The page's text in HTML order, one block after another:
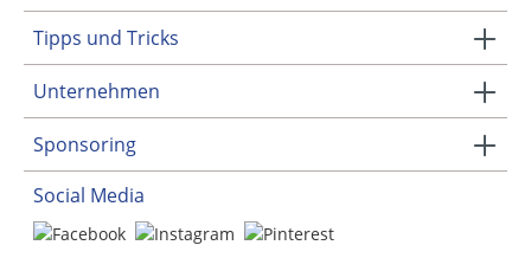
Tipps und Tricks
Unternehmen
Sponsoring
Social Media